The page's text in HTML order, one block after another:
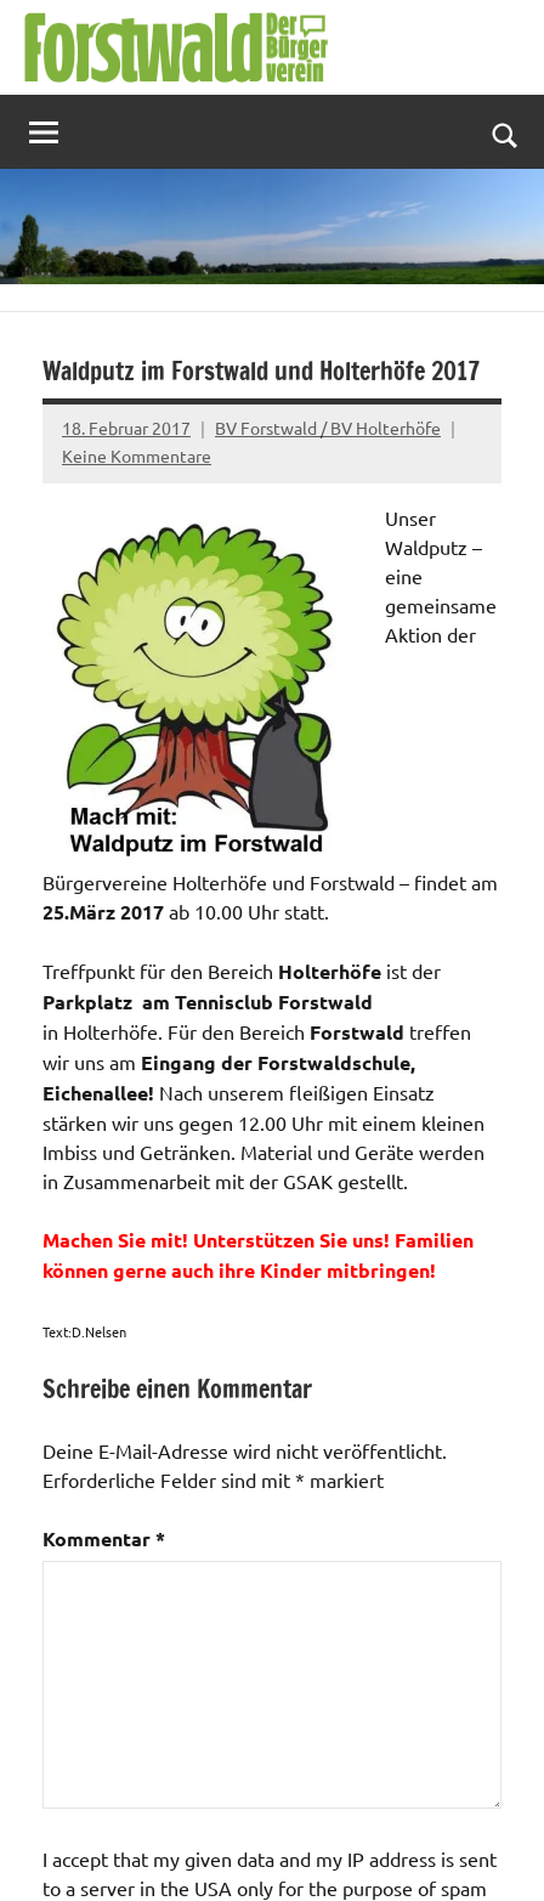
Zum
Inhalt
springen
Waldputz im Forstwald und Holterhöfe 2017
18. Februar 2017
BV Forstwald / BV Holterhöfe
Keine Kommentare
Unser
Waldputz –
eine
gemeinsame
Aktion der
Bürgervereine Holterhöfe und Forstwald – findet am
25.März 2017 ab 10.00 Uhr statt.
Treffpunkt für den Bereich Holterhöfe ist der
Parkplatz am Tennisclub Forstwald
in Holterhöfe. Für den Bereich Forstwald treffen
wir uns am Eingang der Forstwaldschule,
Eichenallee! Nach unserem fleißigen Einsatz
stärken wir uns gegen 12.00 Uhr mit einem kleinen
Imbiss und Getränken. Material und Geräte werden
in Zusammenarbeit mit der GSAK gestellt.
Machen Sie mit! Unterstützen Sie uns! Familien
können gerneauch ihre Kinder mitbringen!
Text:D.Nelsen
Veränderungen /
/Verbesserungen..
Unser Wald
im
Schreibe einen Kommentar
Deine E-Mail-Adresse wird nicht veröffentlicht.
Erforderliche Felder sind mit * markiert
Kommentar*
I accept that my given data and my IP address is sent
to a server in the USA only for the purpose of spam